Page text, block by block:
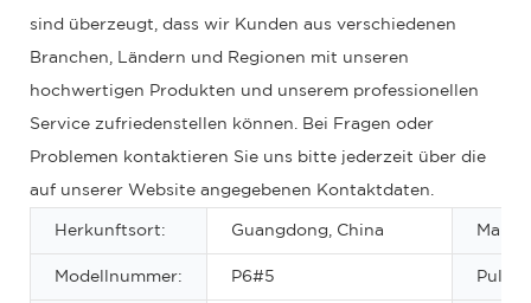
sind überzeugt, dass wir Kunden aus verschiedenen
Branchen, Ländern und Regionen mit unseren
hochwertigen Produkten und unserem professionellen
Service zufriedenstellen können. Bei Fragen oder
Problemen kontaktieren Sie uns bitte jederzeit über die
auf unserer Website angegebenen Kontaktdaten.
Herkunftsort: Guangdong, China
Modellnummer: P6#5